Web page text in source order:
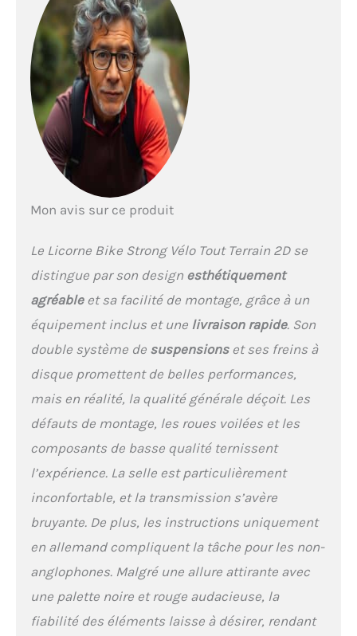
son dérailleur optimisé,
vous bénéficierez d'un
confort de conduite
optimal en raison d’une
transmission nette et
souple. Vous êtes donc
assuré d'atteindre votre
destination quelles que
soient les conditions
météorologiques. En outre,
installation rapide. Design
Bike ne brillent pas
seulement par leurs
valeurs intrinsèques.
Grâce à leur design
moderne et unique, ces
vélos de qualité supérieure
attirent l'attention dans
toutes les situations.
Grâce à ses couleurs vives,
le vélo Licorne ne passera
pas inaperçu. Matériaux
de qualité supérieure : ce
vélo est doté d'un cadre en
afin que vous puissiez
l'utiliser dans n'importe
le vélo est pré-monté à 85
% et vous pouvez
directement après un
court réglage des freins et
Mon avis sur ce produit
Le Licorne Bike Strong Vélo Tout Terrain 2D se
distingue par son design esthétiquement
agréableet sa facilité de montage, grâce à un
équipement inclus et une livraison rapide. Son
double système de suspensionset ses freins à
disque promettent de belles performances,
mais en réalité, la qualité générale déçoit. Les
défauts de montage, les roues voilées et les
composants de basse qualité ternissent
l’expérience. La selle est particulièrement
inconfortable, et la transmission s’avère
bruyante. De plus, les instructions uniquement
en allemand compliquent la tâche pour les non-
anglophones. Malgré une allure attirante avec
une palette noire et rouge audacieuse, la
fiabilité des éléments laisse à désirer, rendant